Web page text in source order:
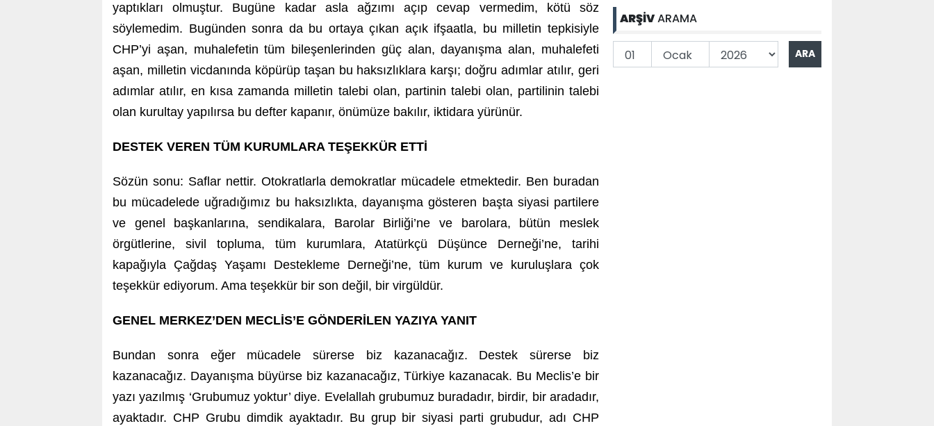
yaptıkları olmuştur. Bugüne kadar asla ağzımı açıp cevap vermedim, kötü söz
söylemedim. Bugünden sonra da bu ortaya çıkan açık ifşaatla, bu milletin tepkisiyle
CHP’yi aşan, muhalefetin tüm bileşenlerinden güç alan, dayanışma alan, muhalefeti
aşan, milletin vicdanında köpürüp taşan bu haksızlıklara karşı; doğru adımlar atılır, geri
adımlar atılır, en kısa zamanda milletin talebi olan, partinin talebi olan, partilinin talebi
olan kurultay yapılırsa bu defter kapanır, önümüze bakılır, iktidara yürünür.
DESTEK VEREN TÜM KURUMLARA TEŞEKKÜR ETTİ
Sözün sonu: Saflar nettir. Otokratlarla demokratlar mücadele etmektedir. Ben buradan
bu mücadelede uğradığımız bu haksızlıkta, dayanışma gösteren başta siyasi partilere
ve genel başkanlarına, sendikalara, Barolar Birliği’ne ve barolara, bütün meslek
örgütlerine, sivil topluma, tüm kurumlara, Atatürkçü Düşünce Derneği’ne, tarihi
kapağıyla Çağdaş Yaşamı Destekleme Derneği’ne, tüm kurum ve kuruluşlara çok
teşekkür ediyorum. Ama teşekkür bir son değil, bir virgüldür.
GENEL MERKEZ’DEN MECLİS’E GÖNDERİLEN YAZIYA YANIT
Bundan sonra eğer mücadele sürerse biz kazanacağız. Destek sürerse biz
kazanacağız. Dayanışma büyürse biz kazanacağız, Türkiye kazanacak. Bu Meclis’e bir
yazı yazılmış ‘Grubumuz yoktur’ diye. Evelallah grubumuz buradadır, birdir, bir aradadır,
ayaktadır. CHP Grubu dimdik ayaktadır. Bu grup bir siyasi parti grubudur, adı CHP
ARŞİVARAMA